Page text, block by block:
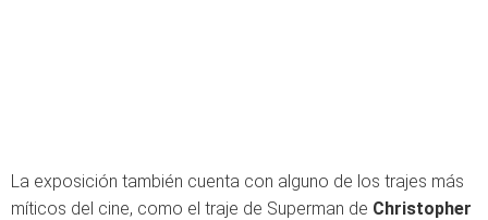
La exposición también cuenta con alguno de los trajes más
míticos del cine, como el traje de Superman de Christopher